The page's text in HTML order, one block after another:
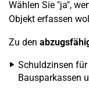
Wählen Sie "ja",
Objekt erfassen
Zu den
Schuldzinsen
Bausparkassen